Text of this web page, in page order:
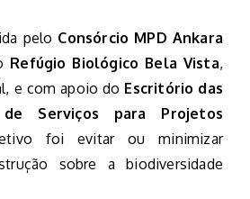
pelo Consórcio MPD Ankara
Refúgio Biológico Bela Vista,
e com apoio do Escritório das
de Serviços para Projetos
foi evitar ou minimizar
sobre a biodiversidade